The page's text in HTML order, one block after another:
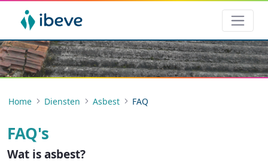
Home Diensten Asbest FAQ
FAQ's
Wat is asbest?